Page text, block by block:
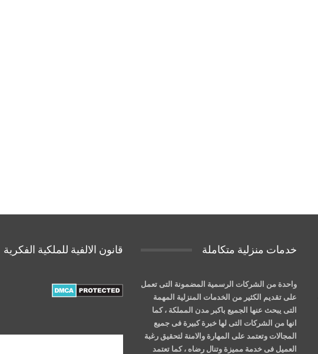
خدمات منزلية متكاملة
واحدة من الشركات الرسمية المضمونة التى تعمل
على تقديم الكثير من الخدمات المنزلية المهمة
التى يبحث عنها الجميع باكبر مدن المملكة ، كما
انها من الشركات التى لها خبرة كبيرة فى جميع
المجالات وتعتمد على المهارة والامنة لتحقيق رغبة
العميل فى خدمة مميزة وتنال رضاه ، كما تعتمد
قانون الالفية للملكية الفكرية